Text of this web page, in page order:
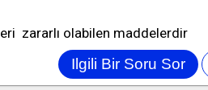
zararlı olabilen maddelerdir